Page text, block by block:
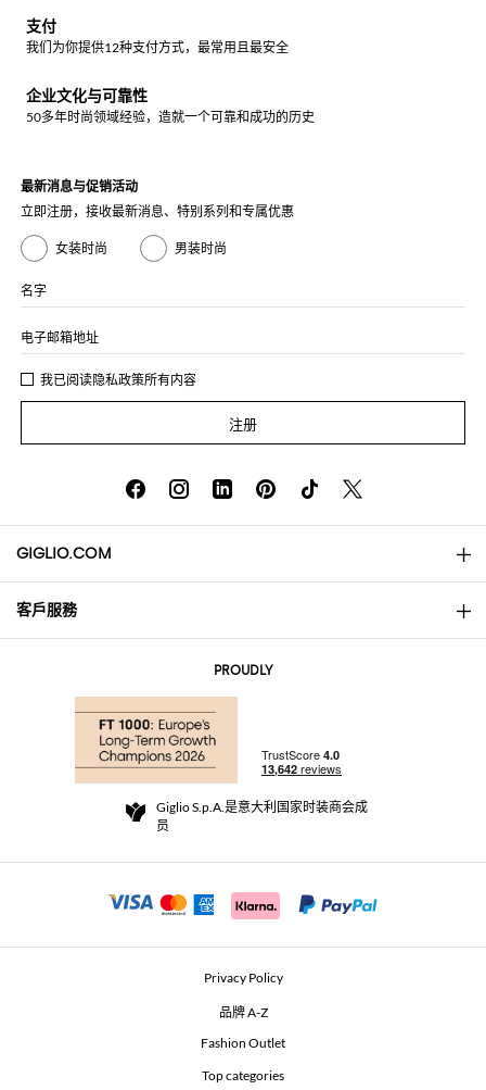
支付
我们为你提供12种支付方式，最常用且最安全
企业文化与可靠性
50多年时尚领域经验，造就一个可靠和成功的历史
最新消息与促销活动
立即注册，接收最新消息、特别系列和专属优惠
女装时尚 男装时尚
名字
电子邮箱地址
我已阅读隐私政策所有内容
注册
GIGLIO.COM
About
Community Store
Beauty Seekers VIP Club
客戶服務
退货与退款
For a safe shopping experience
Security Communication
PROUDLY
Giglio S.p.A.是意大利国家时装商会成
员
Privacy Policy
品牌 A-Z
Fashion Outlet
Top categories